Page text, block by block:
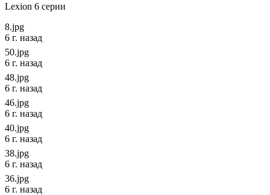
Lexion 6 серии
8.jpg
6 г. назад
50.jpg
6 г. назад
48.jpg
6 г. назад
46.jpg
6 г. назад
40.jpg
6 г. назад
38.jpg
6 г. назад
36.jpg
6 г. назад